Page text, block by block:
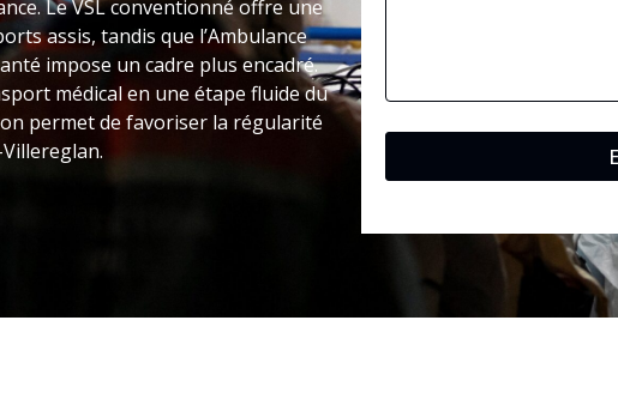
Le VSL conventionné offre une
assis, tandis que l’Ambulance
impose un cadre plus encadré.
médical en une étape fluide du
permet de favoriser la régularité